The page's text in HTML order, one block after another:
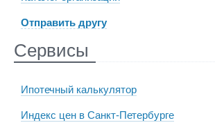
Отправить другу
Сервисы
Ипотечный калькулятор
Индекс цен в Санкт-Петербурге